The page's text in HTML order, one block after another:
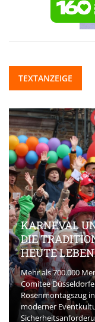
TEXTANZEIGE
KARNEVAL
DIE
HEUTE
Mehr als 700.000
Comitee
Rosenmontagszug
moderner